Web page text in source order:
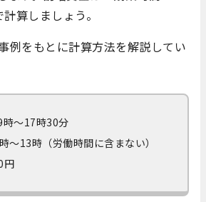
算しましょう。
例をもとに計算方法を解説してい
時～17時30分
～13時（労働時間に含まない）
円